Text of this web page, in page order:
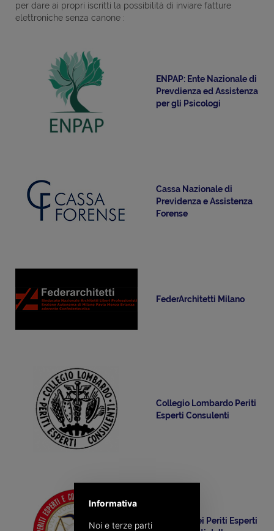
per dare ai propri iscritti la possibilità di inviare fatture
elettroniche senza canone :
ENPAP: Ente Nazionale di
Prevdienza ed Assistenza
per gli Psicologi
Cassa Nazionale di
Previdenza e Assistenza
Forense
FederArchitetti Milano
Collegio Lombardo Periti
Esperti Consulenti
Collegio dei Periti Esperti
Informativa
Noi e terze parti